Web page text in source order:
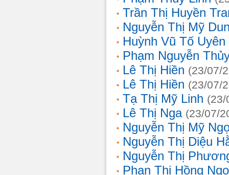
Trần Thị Huyền
Nguyễn Thị Mỹ
Huỳnh Vũ Tố Uyên
Phạm Nguyễn
Lê Thị Hiền (23/07/
Lê Thị Hiền (23/07/
Tạ Thị Mỹ Linh (23/
Lê Thị Nga (23/07/
Nguyễn Thị Mỹ
Nguyễn Thị Diệu
Nguyễn Thị
Phan Thị Hồng